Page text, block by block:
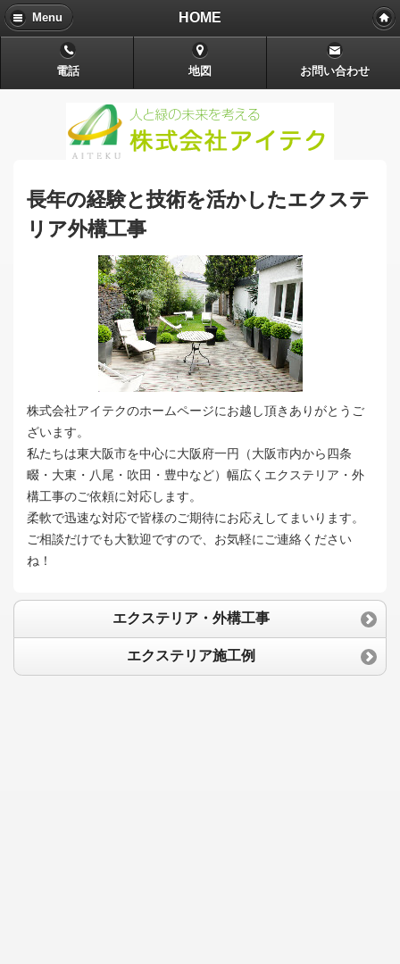
Menu HOME
電話 地図 お問い合わせ
長年の経験と技術を活かしたエクステ
リア外構工事
株式会社アイテクのホームページにお越し頂きありがとうご
ざいます。
私たちは東大阪市を中心に大阪府一円（大阪市内から四条
畷・大東・八尾・吹田・豊中など）幅広くエクステリア・外
構工事のご依頼に対応します。
柔軟で迅速な対応で皆様のご期待にお応えしてまいります。
ご相談だけでも大歓迎ですので、お気軽にご連絡ください
ね！
エクステリア・外構工事
エクステリア施工例